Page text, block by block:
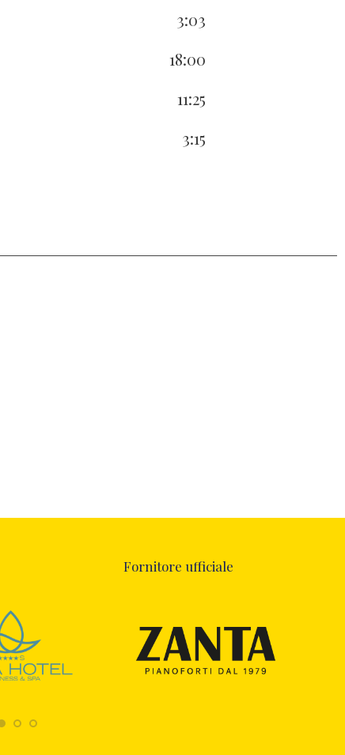
3:03
18:00
11:25
3:15
Fornitore ufficiale